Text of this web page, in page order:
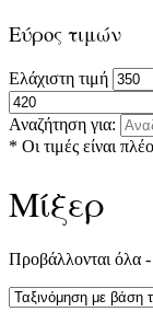
Εύρος τιμών
Ελάχιστη τιμή
Αναζήτηση για:
* Οι τιμές είναι
Μίξερ
Προβάλλονται όλα